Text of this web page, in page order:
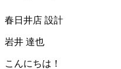
春日井店 設計
岩井 達也
こんにちは！